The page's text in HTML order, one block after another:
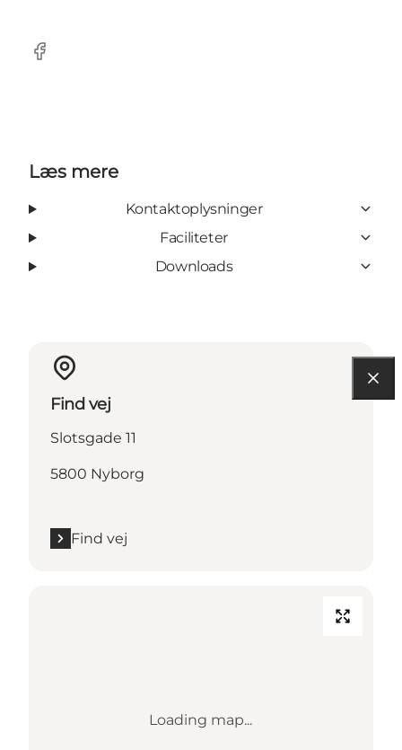
Facebook
Læs mere
Kontaktoplysninger
Faciliteter
Downloads
Find vej
Slotsgade 11
5800 Nyborg
Find vej
Loading map...